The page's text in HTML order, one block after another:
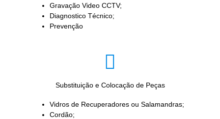
Gravação Video CCTV;
Diagnostico Técnico;
Prevenção
Substituição e Colocação de Peças
Vidros de Recuperadores ou Salamandras;
Cordão;